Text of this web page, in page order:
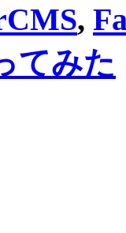
,
てみた